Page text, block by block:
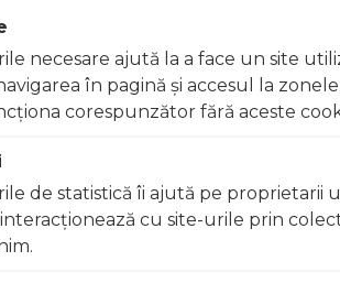
necesare ajută la a face un site
în pagină şi accesul la
corespunzător fără aceste
de statistică îi ajută pe proprietarii
cu site-urile prin